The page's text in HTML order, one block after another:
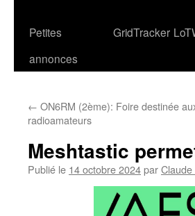
Petites
annonces
GridTracker
← ON6RM (2ème): Foire destinée
radioamateurs
Meshtastic
Publié le 14 octobre 2024par